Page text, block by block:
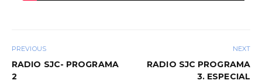
PREVIOUS
RADIO SJC- PROGRAMA
2
NEXT
RADIO SJC PROGRAMA
3. ESPECIAL